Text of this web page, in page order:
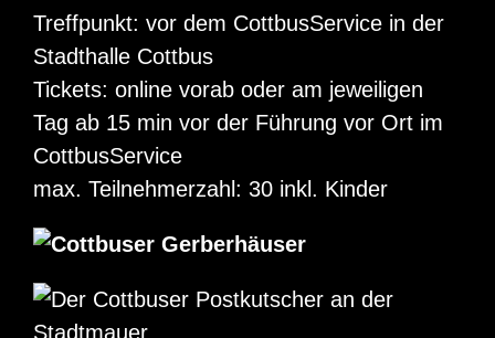
Treffpunkt: vor dem CottbusService in der
Stadthalle Cottbus
Tickets: online vorab oder am jeweiligen
Tag ab 15 min vor der Führung vor Ort im
CottbusService
max. Teilnehmerzahl: 30 inkl. Kinder